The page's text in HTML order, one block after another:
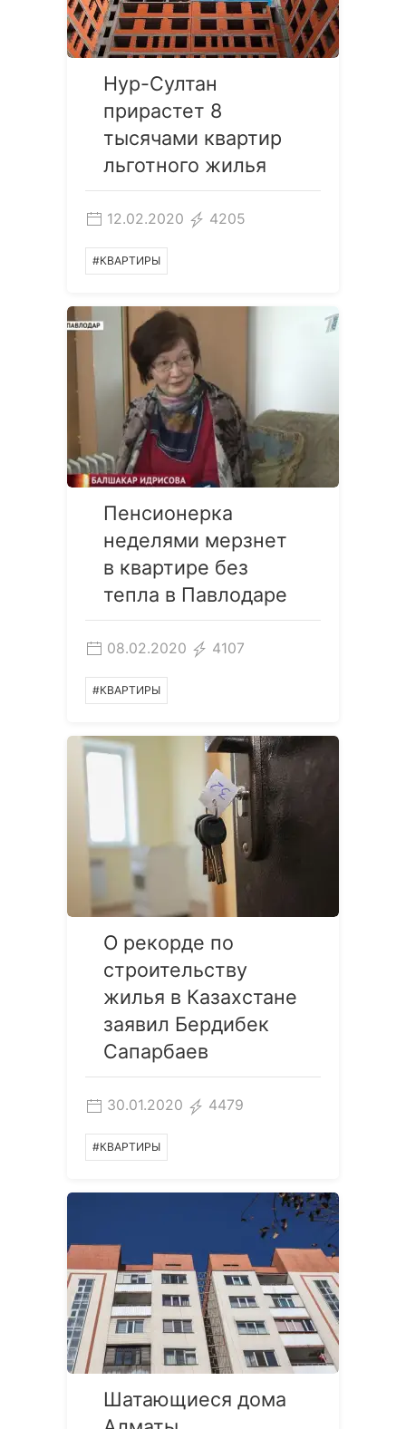
Нур-Султан
прирастет 8
тысячами квартир
льготного жилья
12.02.2020 4205
#КВАРТИРЫ
Пенсионерка
неделями мерзнет
в квартире без
тепла в Павлодаре
08.02.2020 4107
#КВАРТИРЫ
О рекорде по
строительству
жилья в Казахстане
заявил Бердибек
Сапарбаев
30.01.2020 4479
#КВАРТИРЫ
Шатающиеся дома